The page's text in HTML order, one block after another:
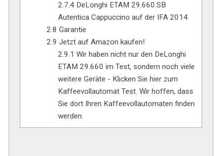
2.7.4DeLonghi ETAM 29.660.SB
Autentica Cappuccino auf der IFA 2014
2.8 Garantie
2.9 Jetzt auf Amazon kaufen! ​
2.9.1 Wir haben nicht nur den DeLonghi
ETAM 29.660 im Test, sondern noch viele
weitere Geräte - Klicken Sie hier zum
Kaffeevollautomat Test. Wir hoffen, dass
Sie dort Ihren Kaffeevollautomaten finden
werden.